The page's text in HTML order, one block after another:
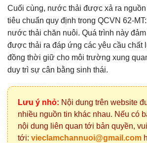
Cuối cùng, nước thải được xả ra
tiêu chuẩn quy định trong QCVN 62-
nước thải chăn nuôi. Quá trình này
được thải ra đáp ứng các yêu cầu
đồng thời giữ cho môi trường xung
duy trì sự cân bằng sinh thái.
Lưu ý nhỏ: Nội dung trên website
nhiều nguồn tin khác nhau. Nếu có
nội dung liên quan tới bản quyền,
tới: vieclamchannuoi@gmail.com